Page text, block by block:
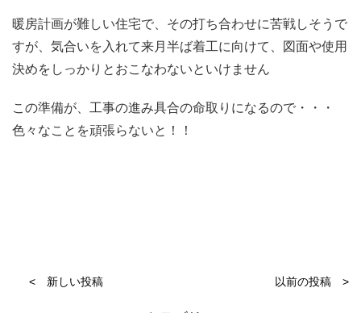
暖房計画が難しい住宅で、その打ち合わせに苦戦しそうで
すが、気合いを入れて来月半ば着工に向けて、図面や使用
決めをしっかりとおこなわないといけません
この準備が、工事の進み具合の命取りになるので・・・
色々なことを頑張らないと！！
< 新しい投稿 以前の投稿 >